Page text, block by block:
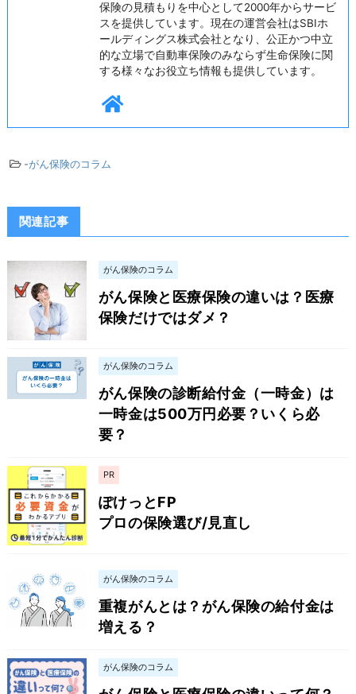
保険の見積もりを中心として2000年からサービ
スを提供しています。現在の運営会社はSBIホ
ールディングス株式会社となり、公正かつ中立
的な立場で自動車保険のみならず生命保険に関
する様々なお役立ち情報も提供しています。
-がん保険のコラム
関連記事
がん保険のコラム
がん保険と医療保険の違いは？医療
保険だけではダメ？
がん保険のコラム
がん保険の診断給付金（一時金）は
一時金は500万円必要？いくら必
要？
PR
ぽけっとFP
プロの保険選び/見直し
がん保険のコラム
重複がんとは？がん保険の給付金は
増える？
がん保険のコラム